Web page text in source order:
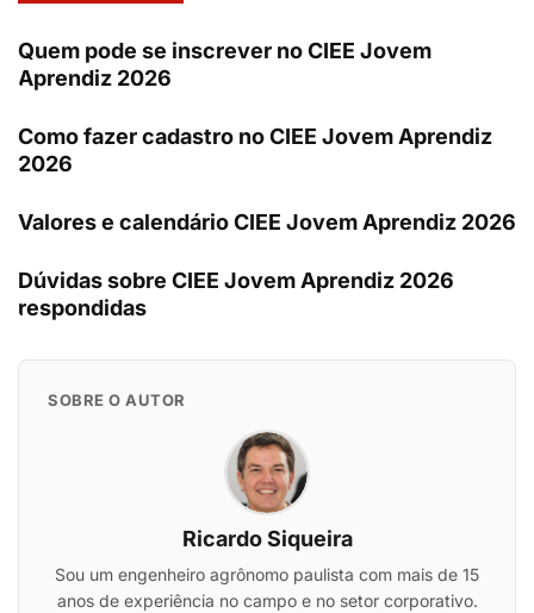
Quem pode se inscrever no CIEE Jovem
Aprendiz 2026
Como fazer cadastro no CIEE Jovem Aprendiz
2026
Valores e calendário CIEE Jovem Aprendiz 2026
Dúvidas sobre CIEE Jovem Aprendiz 2026
respondidas
SOBRE O AUTOR
Ricardo Siqueira
Sou um engenheiro agrônomo paulista com mais de 15
anos de experiência no campo e no setor corporativo.